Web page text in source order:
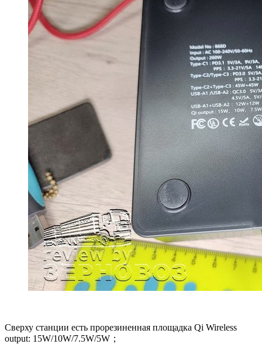
Сверху станции есть прорезиненная площадка Qi Wireless
output: 15W/10W/7.5W/5W；